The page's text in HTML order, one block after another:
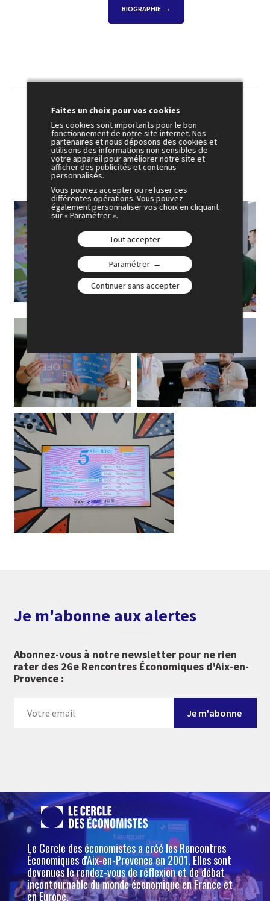
BIOGRAPHIE
Photothèque
Je m'abonne aux alertes
Abonnez-vous à notre newsletter pour ne rien
rater des 26e Rencontres Économiques d'Aix-en-
Provence :
Le Cercle des économistes a créé les Rencontres
Économiques d'Aix-en-Provence en 2001. Elles sont
devenues le rendez-vous de réflexion et de débat
incontournable du monde économique en France et
en Europe.
Faites un choix pour vos cookies
Les cookies sont importants pour le bon
fonctionnement de notre site internet. Nos
partenaires et nous déposons des cookies et
utilisons des informations non sensibles de
votre appareil pour améliorer notre site et
afficher des publicités et contenus
personnalisés.
Vous pouvez accepter ou refuser ces
différentes opérations. Vous pouvez
également personnaliser vos choix en cliquant
sur « Paramétrer ».
Tout accepter
Paramétrer
Continuer sans accepter